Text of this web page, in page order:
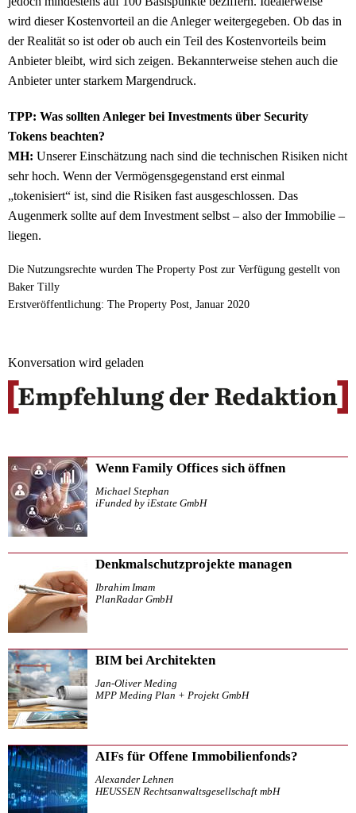
wird dieser Kostenvorteil an die Anleger weitergegeben. Ob das in
der Realität so ist oder ob auch ein Teil des Kostenvorteils beim
Anbieter bleibt, wird sich zeigen. Bekannterweise stehen auch die
Anbieter unter starkem Margendruck.
TPP: Was sollten Anleger bei Investments über Security
Tokens beachten?
MH: Unserer Einschätzung nach sind die technischen Risiken nicht
sehr hoch. Wenn der Vermögensgegenstand erst einmal
„tokenisiert“ ist, sind die Risiken fast ausgeschlossen. Das
Augenmerk sollte auf dem Investment selbst – also der Immobilie –
liegen.
Die Nutzungsrechte wurden The Property Post zur Verfügung gestellt von
Baker Tilly
Erstveröffentlichung: The Property Post, Januar 2020
Konversation wird geladen
Wenn Family Offices sich öffnen
Michael Stephan
iFunded by iEstate GmbH
Denkmalschutzprojekte managen
Ibrahim Imam
PlanRadar GmbH
BIM bei Architekten
Jan-Oliver Meding
MPP Meding Plan + Projekt GmbH
AIFs für Offene Immobilienfonds?
Alexander Lehnen
HEUSSEN Rechtsanwaltsgesellschaft mbH